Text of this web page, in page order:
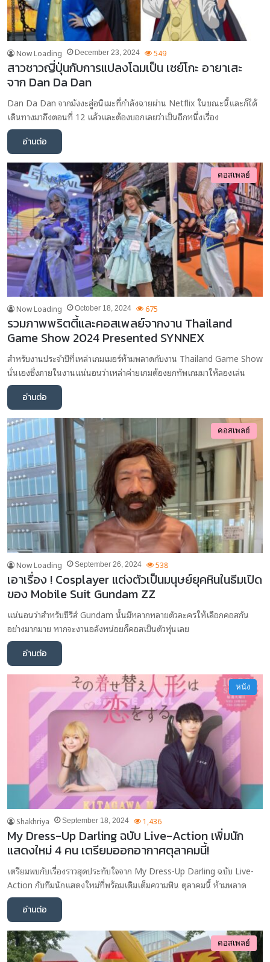
Now Loading December 23, 2024 549
สาวชาวญี่ปุ่นกับการแปลงโฉมเป็น เซย์โกะ อายาเสะ
จาก Dan Da Dan
Dan Da Dan จากมังงะสู่อนิเมะที่กำลังฉายผ่าน Netflix ในขณะนี้และก็ได้
เดินทางมาถึงตอนที่ 12 แล้วและต้องบอกเลยว่าเป็นอีกหนึ่งเรื่อง
อ่านต่อ
คอสเพลย์
Now Loading October 18, 2024 675
รวมภาพพริตตี้และคอสเพลย์จากงาน Thailand
Game Show 2024 Presented SYNNEX
สำหรับงานประจำปีที่เหล่าเกมเมอร์ห้ามพลาดกับงาน Thailand Game Show
นั่นเองซึ่งภายในงานแน่นอนว่าเหล่าค่ายเกมต้องยกทัพเกมมาให้ลองเล่น
อ่านต่อ
คอสเพลย์
Now Loading September 26, 2024 538
เอาเรื่อง ! Cosplayer แต่งตัวเป็นมนุษย์ยุคหินในธีมเปิด
ของ Mobile Suit Gundam ZZ
แน่นอนว่าสำหรับซีรีส์ Gundam นั้นมีหลากหลายตัวละครให้เลือกคอสกัน
อย่างมากมาย หากจะงานอลังหน่อยก็คอสเป็นตัวหุ่นเลย
อ่านต่อ
หนัง
Shakhriya September 18, 2024 1,436
My Dress-Up Darling ฉบับ Live-Action เพิ่มนัก
แสดงใหม่ 4 คน เตรียมออกอากาศตุลาคมนี้!
เตรียมพบกับเรื่องราวสุดประทับใจจาก My Dress-Up Darling ฉบับ Live-
Action กับทีมนักแสดงใหม่ที่พร้อมเติมเต็มความฟิน ตุลาคมนี้ ห้ามพลาด
อ่านต่อ
คอสเพลย์